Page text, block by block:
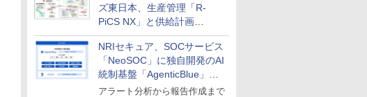
ズ東日本、生産管理「R-
PiCS NX」と供給計画
「scSQUARE ISP」の連携サ
ービスを提供開始
NRIセキュア、SOCサービス
「NeoSOC」に独自開発のAI
統制基盤「AgenticBlue」を
導入
アラート分析から報告作成まで